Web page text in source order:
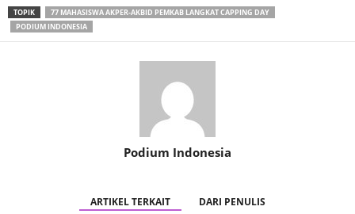
TOPIK
77 MAHASISWA AKPER-AKBID PEMKAB LANGKAT CAPPING DAY
PODIUM INDONESIA
Podium Indonesia
ARTIKEL TERKAIT DARI PENULIS